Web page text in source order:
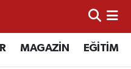
MAGAZİN EĞİTİM